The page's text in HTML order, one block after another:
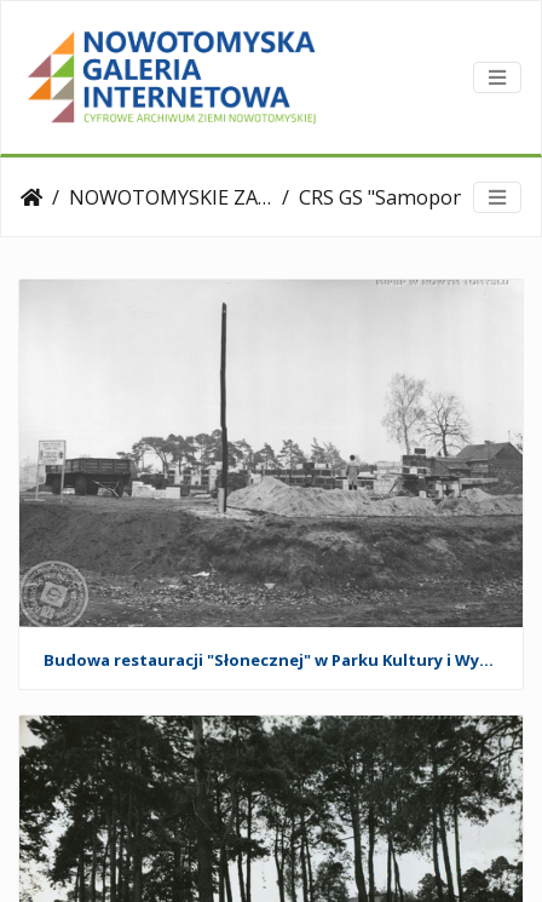
NOWOTOMYSKIE ZAKŁADY CRS GS "Samopomoc Chlopska"
Budowa restauracji "Słonecznej" w Parku Kultury i Wypoczynku w Nowym Tomyślu